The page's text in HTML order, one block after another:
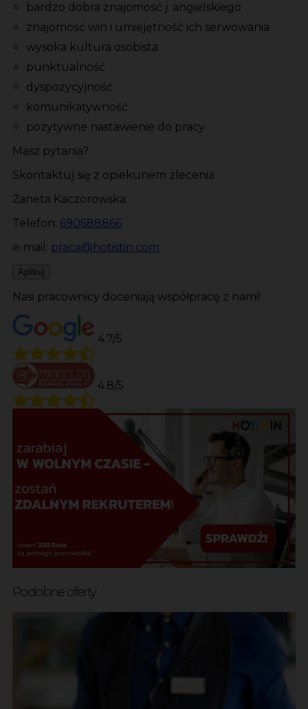
bardzo dobra znajomość j. angielskiego
znajomość win i umiejętność ich serwowania
wysoka kultura osobista
punktualność
dyspozycyjność
komunikatywność
pozytywne nastawienie do pracy
Masz pytania?
Skontaktuj się z opiekunem zlecenia
Żaneta Kaczorowska
Telefon: 690688866
e-mail: praca@hotistin.com
Aplikuj
Nasi pracownicy doceniają współpracę z nami!
4.7/5
4.8/5
Podobne oferty